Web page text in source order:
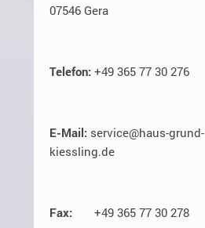
07546 Gera
Telefon:+49 365 77 30 276
E-Mail:service@haus-grund-
kiessling.de
Fax: +49 365 77 30 278